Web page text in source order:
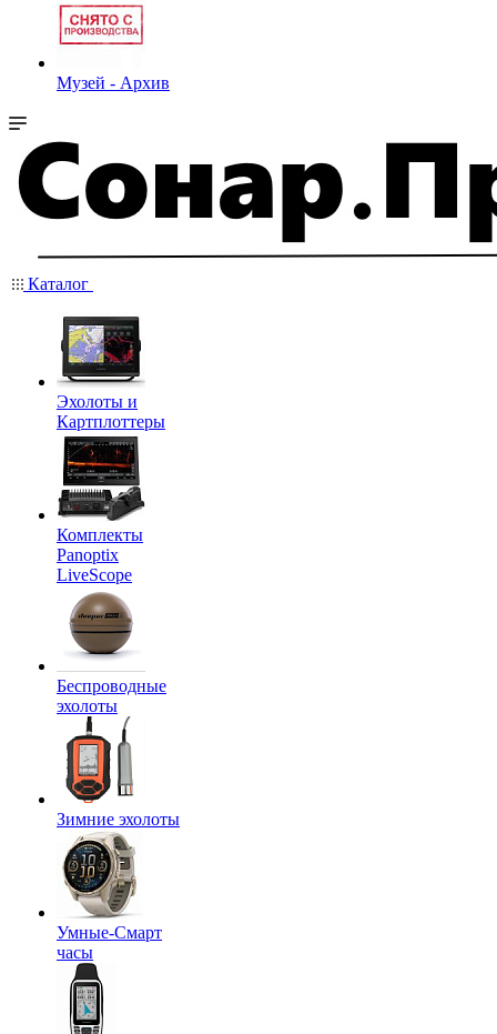
Музей - Архив
Каталог
Эхолоты и
Картплоттеры
Комплекты
Panoptix
LiveScope
Беспроводные
эхолоты
Зимние эхолоты
Умные-Смарт
часы